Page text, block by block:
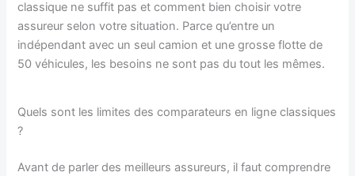
classique ne suffit pas et comment bien choisir votre
assureur selon votre situation. Parce qu’entre un
indépendant avec un seul camion et une grosse flotte de
50 véhicules, les besoins ne sont pas du tout les mêmes.
Quels sont les limites des comparateurs en ligne classiques
?
Avant de parler des meilleurs assureurs, il faut comprendre